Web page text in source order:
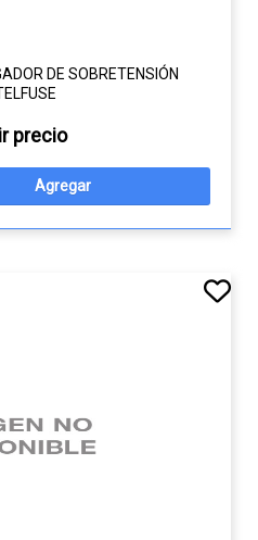
DE SOBRETENSIÓN
precio